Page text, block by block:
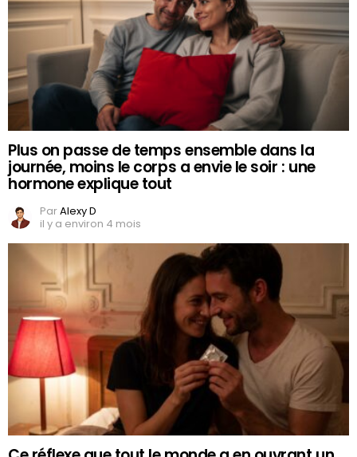
Plus on passe de temps ensemble dans la
journée, moins le corps a envie le soir : une
hormone explique tout
ParAlexy D
il y a environ 4 mois